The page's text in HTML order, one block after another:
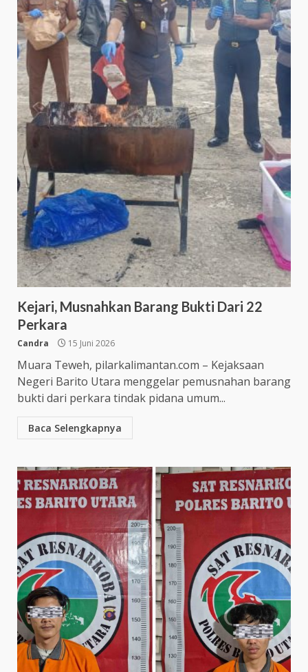
Kejari, Musnahkan Barang Bukti Dari 22
Perkara
Candra 15 Juni 2026
Muara Teweh, pilarkalimantan.com – Kejaksaan
Negeri Barito Utara menggelar pemusnahan barang
bukti dari perkara tindak pidana umum...
Baca Selengkapnya